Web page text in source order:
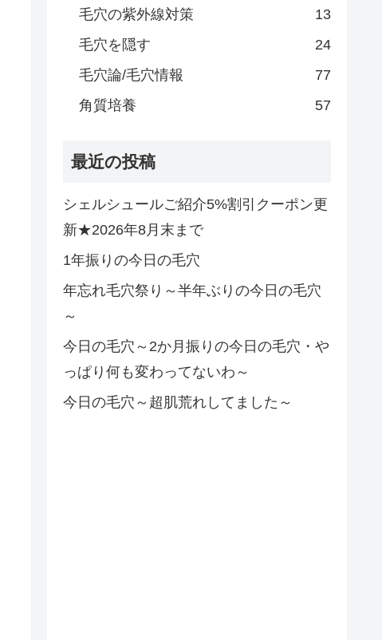
毛穴の紫外線対策
13
毛穴を隠す
24
毛穴論/毛穴情報
77
角質培養
57
最近の投稿
シェルシュールご紹介5%割引クーポン更
新★2026年8月末まで
1年振りの今日の毛穴
年忘れ毛穴祭り～半年ぶりの今日の毛穴
～
今日の毛穴～2か月振りの今日の毛穴・や
っぱり何も変わってないわ～
今日の毛穴～超肌荒れしてました～